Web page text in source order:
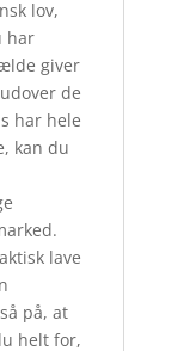
lov,
har
giver
de
har hele
kan du
lave
på, at
helt for,